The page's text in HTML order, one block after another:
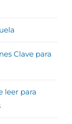
Clave para
leer para